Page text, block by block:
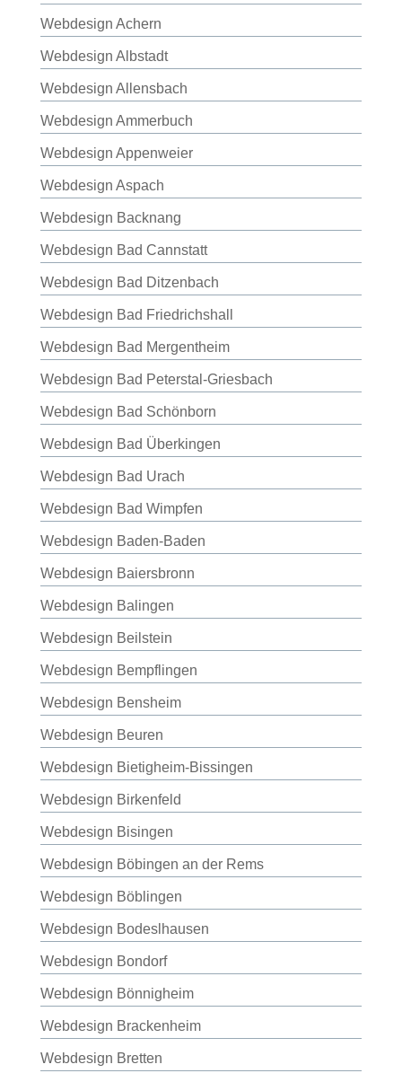
Webdesign Achern
Webdesign Albstadt
Webdesign Allensbach
Webdesign Ammerbuch
Webdesign Appenweier
Webdesign Aspach
Webdesign Backnang
Webdesign Bad Cannstatt
Webdesign Bad Ditzenbach
Webdesign Bad Friedrichshall
Webdesign Bad Mergentheim
Webdesign Bad Peterstal-Griesbach
Webdesign Bad Schönborn
Webdesign Bad Überkingen
Webdesign Bad Urach
Webdesign Bad Wimpfen
Webdesign Baden-Baden
Webdesign Baiersbronn
Webdesign Balingen
Webdesign Beilstein
Webdesign Bempflingen
Webdesign Bensheim
Webdesign Beuren
Webdesign Bietigheim-Bissingen
Webdesign Birkenfeld
Webdesign Bisingen
Webdesign Böbingen an der Rems
Webdesign Böblingen
Webdesign Bodeslhausen
Webdesign Bondorf
Webdesign Bönnigheim
Webdesign Brackenheim
Webdesign Bretten